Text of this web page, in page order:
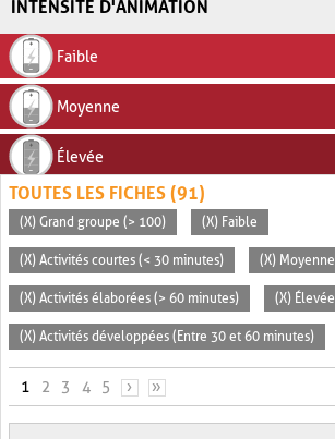
INTENSITÉ D'ANIMATION
Faible
Moyenne
Élevée
TOUTES LES FICHES (91)
(X) Grand groupe (> 100) (X) Faible
(X) Activités courtes (< 30 minutes) (X) Moyenne
(X) Activités élaborées (> 60 minutes) (X) Élevée
(X) Activités développées (Entre 30 et 60 minutes)
PAGES
1 2 3 4 5 › »